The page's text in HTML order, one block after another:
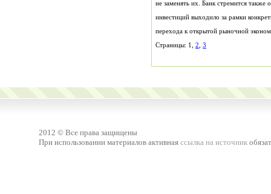
Страницы: 1, 2 3
2012 © Все права защищены
При использовании материалов активная ссылка на источник